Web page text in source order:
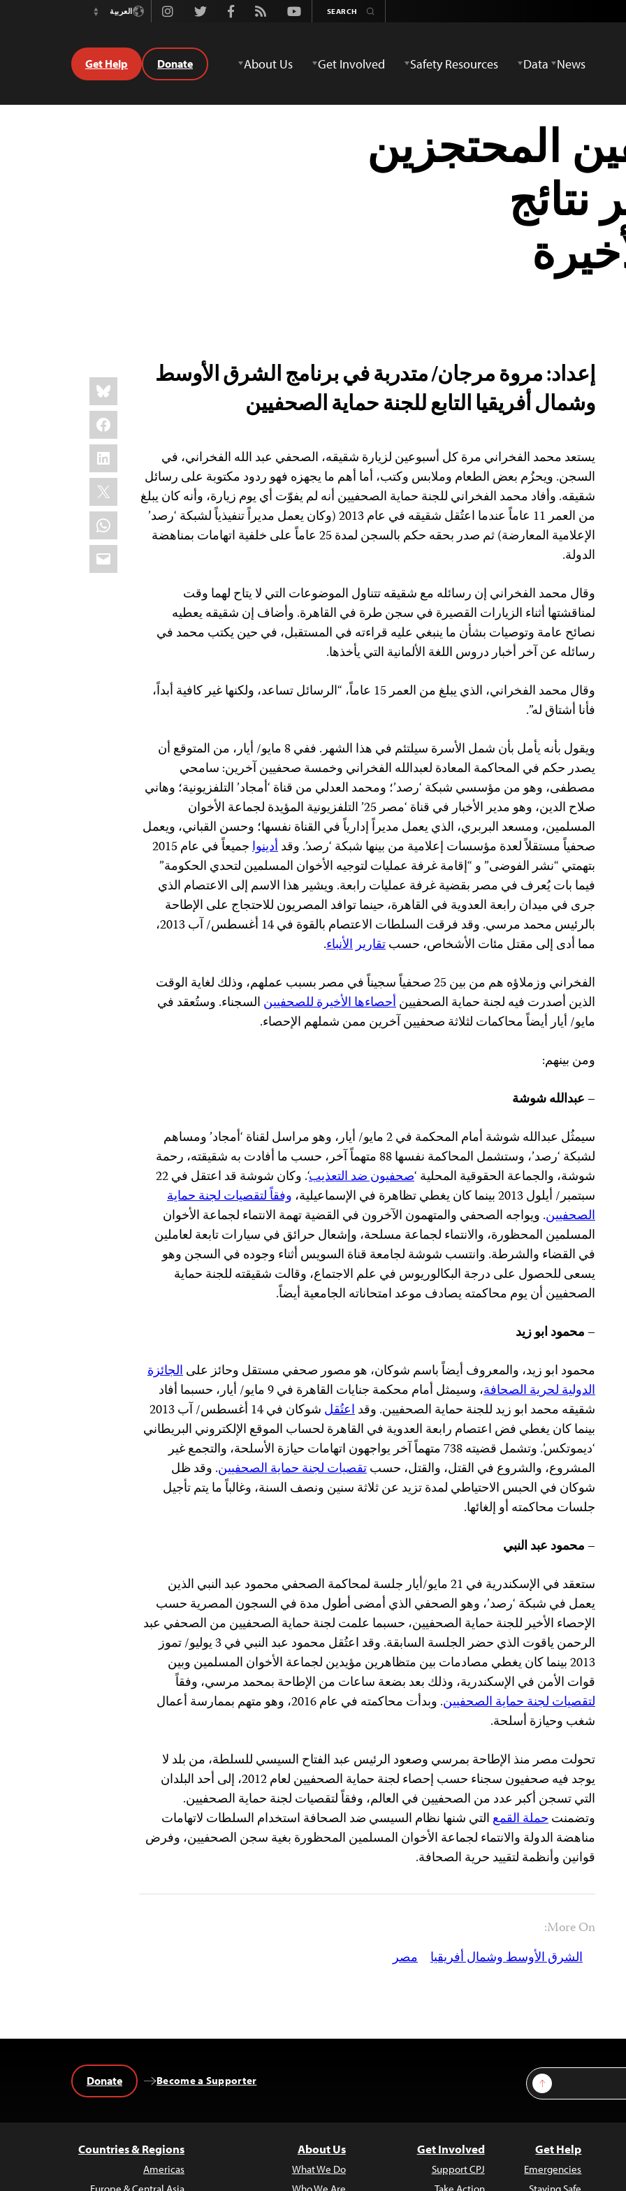
Youtube
Rss
Facebook
Twitter
Instagramالعربية
Switch
News
Data
Safety Resources
Get Involved
About Us
Donate
Get Help
المحتجزين
Share
this:
Bluesky
Facebook
LinkedIn
X
WhatsApp
Email
إعداد: مروة مرجان/ متدربة في برنامج الشرق الأوسط
وشمال أفريقيا التابع للجنة حماية الصحفيين
يستعد محمد الفخراني مرة كل أسبوعين لزيارة شقيقه، الصحفي عبد الله الفخراني، في
السجن. ويحزُم بعض الطعام وملابس وكتب، أما أهم ما يجهزه فهو ردود مكتوبة على رسائل
شقيقه. وأفاد محمد الفخراني للجنة حماية الصحفيين أنه لم يفوّت أي يوم زيارة، وأنه كان يبلغ
من العمر 11 عاماً عندما اعتُقل شقيقه في عام 2013 (وكان يعمل مديراً تنفيذياً لشبكة ‘رصد’
الإعلامية المعارضة) ثم صدر بحقه حكم بالسجن لمدة 25 عاماً على خلفية اتهامات بمناهضة
الدولة.
وقال محمد الفخراني إن رسائله مع شقيقه تتناول الموضوعات التي لا يتاح لهما وقت
لمناقشتها أثناء الزيارات القصيرة في سجن طرة في القاهرة. وأضاف إن شقيقه يعطيه
نصائح عامة وتوصيات بشأن ما ينبغي عليه قراءته في المستقبل، في حين يكتب محمد في
رسائله عن آخر أخبار دروس اللغة الألمانية التي يأخذها.
وقال محمد الفخراني، الذي يبلغ من العمر 15 عاماً، “الرسائل تساعد، ولكنها غير كافية أبداً،
فأنا أشتاق له”.
ويقول بأنه يأمل بأن شمل الأسرة سيلتئم في هذا الشهر. ففي 8 مايو/ أيار، من المتوقع أن
يصدر حكم في المحاكمة المعادة لعبدالله الفخراني وخمسة صحفيين آخرين: سامحي
مصطفى، وهو من مؤسسي شبكة ‘رصد’؛ ومحمد العدلي من قناة ‘أمجاد’ التلفزيونية؛ وهاني
صلاح الدين، وهو مدير الأخبار في قناة ‘مصر 25’ التلفزيونية المؤيدة لجماعة الأخوان
المسلمين، ومسعد البربري، الذي يعمل مديراً إدارياً في القناة نفسها؛ وحسن القباني، ويعمل
صحفياً مستقلاً لعدة مؤسسات إعلامية من بينها شبكة ‘رصد’. وقدأدينوا
جميعاً في عام 2015
بتهمتي “نشر الفوضى” و “إقامة غرفة عمليات لتوجيه الأخوان المسلمين لتحدي الحكومة”
فيما بات يُعرف في مصر بقضية غرفة عمليات رابعة. ويشير هذا الاسم إلى الاعتصام الذي
جرى في ميدان رابعة العدوية في القاهرة، حينما توافد المصريون للاحتجاج على الإطاحة
بالرئيس محمد مرسي. وقد فرقت السلطات الاعتصام بالقوة في 14 أغسطس/ آب 2013،
مما أدى إلى مقتل مئات الأشخاص، حسبتقاريرالأنباء.
الفخراني وزملاؤه هم من بين 25 صحفياً سجيناً في مصر بسبب عملهم، وذلك لغاية الوقت
الذين أصدرت فيه لجنة حماية الصحفيينأحصاءها الأخيرة للصحفيين السجناء. وستُعقد في
مايو/ أيار أيضاً محاكمات لثلاثة صحفيين آخرين ممن شملهم الإحصاء.
ومن بينهم:
– عبدالله شوشة
سيمثُل عبدالله شوشة أمام المحكمة في 2 مايو/ أيار، وهو مراسل لقناة ‘أمجاد’ ومساهم
لشبكة ‘رصد’، وستشمل المحاكمة نفسها 88 متهماً آخر، حسب ما أفادت به شقيقته، رحمة
شوشة، والجماعة الحقوقية المحلية ‘صحفيون ضد التعذيب
‘. وكان شوشة قد اعتقل في 22
سبتمبر/ أيلول 2013 بينما كان يغطي تظاهرة في الإسماعيلية،
وفقاً لتقصيات لجنة حماية
الصحفيين. ويواجه الصحفي والمتهمون الآخرون في القضية تهمة الانتماء لجماعة الأخوان
المسلمين المحظورة، والانتماء لجماعة مسلحة، وإشعال حرائق في سيارات تابعة لعاملين
في القضاء والشرطة. وانتسب شوشة لجامعة قناة السويس أثناء وجوده في السجن وهو
يسعى للحصول على درجة البكالوريوس في علم الاجتماع، وقالت شقيقته للجنة حماية
الصحفيين أن يوم محاكمته يصادف موعد امتحاناته الجامعية أيضاً.
– محمود ابو زيد
محمود ابو زيد، والمعروف أيضاً باسم شوكان، هو مصور صحفي مستقل وحائز علىالجائزة
الدولية لحرية الصحافة
، وسيمثل أمام محكمة جنايات القاهرة في 9 مايو/ أيار، حسبما أفاد
شقيقه محمد ابو زيد للجنة حماية الصحفيين. وقداعتُقل
شوكان في 14 أغسطس/ آب 2013
بينما كان يغطي فض اعتصام رابعة العدوية في القاهرة لحساب الموقع الإلكتروني البريطاني
‘ديموتكس’. وتشمل قضيته 738 متهماً آخر يواجهون اتهامات حيازة الأسلحة، والتجمع غير
المشروع، والشروع في القتل، والقتل، حسبتقصيات لجنة حماية الصحفيين. وقد ظل
شوكان في الحبس الاحتياطي لمدة تزيد عن ثلاثة سنين ونصف السنة، وغالباً ما يتم تأجيل
جلسات محاكمته أو إلغائها.
– محمود عبد النبي
ستعقد في الإسكندرية في 21 مايو/أيار جلسة لمحاكمة الصحفي محمود عبد النبي الذين
يعمل في شبكة ‘رصد’، وهو الصحفي الذي أمضى أطول مدة في السجون المصرية حسب
الإحصاء الأخير للجنة حماية الصحفيين، حسبما علمت لجنة حماية الصحفيين من الصحفي عبد
الرحمن ياقوت الذي حضر الجلسة السابقة. وقد اعتُقل محمود عبد النبي في 3 يوليو/ تموز
2013 بينما كان يغطي مصادمات بين متظاهرين مؤيدين لجماعة الأخوان المسلمين وبين
قوات الأمن في الإسكندرية، وذلك بعد بضعة ساعات من الإطاحة بمحمد مرسي، وفقاً
لتقصيات لجنة حماية الصحفيين
. وبدأت محاكمته في عام 2016، وهو متهم بممارسة أعمال
شغب وحيازة أسلحة.
تحولت مصر منذ الإطاحة بمرسي وصعود الرئيس عبد الفتاح السيسي للسلطة، من بلد لا
يوجد فيه صحفيون سجناء حسب إحصاء لجنة حماية الصحفيين لعام 2012، إلى أحد البلدان
التي تسجن أكبر عدد من الصحفيين في العالم، وفقاً لتقصيات لجنة حماية الصحفيين.
وتضمنتحملة القمع التي شنها نظام السيسي ضد الصحافة استخدام السلطات لاتهامات
مناهضة الدولة والانتماء لجماعة الأخوان المسلمين المحظورة بغية سجن الصحفيين، وفرض
قوانين وأنظمة لتقييد حرية الصحافة.
More On:
الشرق الأوسط وشمال أفريقيا
مصر
Sign Up
Become a Supporter
Donate
Get Help
Emergencies
Get Involved
Support CPJ
About Us
What We Do
Countries & Regions
Americas